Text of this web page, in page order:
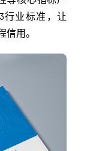
行业标准，让
信用。